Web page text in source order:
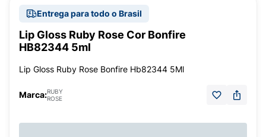
Entrega para todo o Brasil
Lip Gloss Ruby Rose Cor Bonfire
HB82344 5ml
Lip Gloss Ruby Rose Bonfire Hb82344 5Ml
Marca:RUBY
ROSE